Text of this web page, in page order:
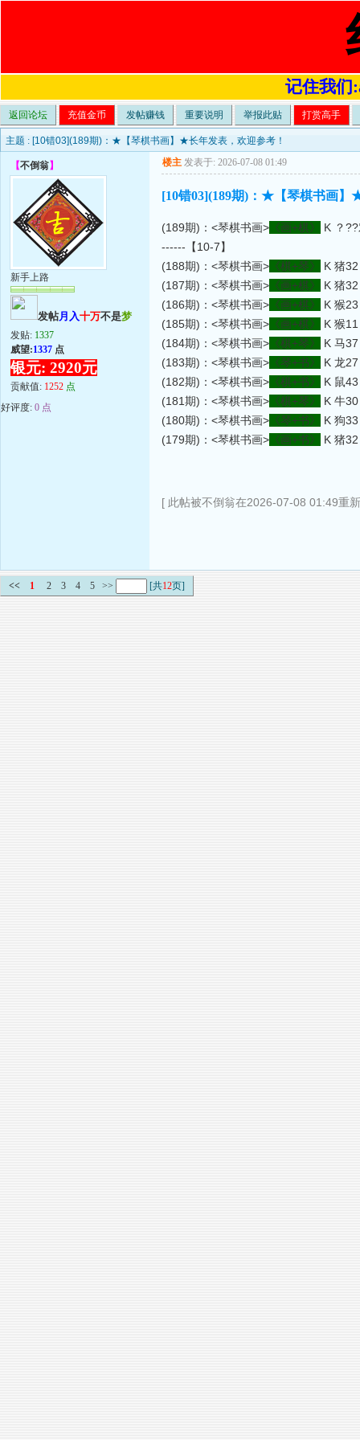
记住我们
返回论坛 充值金币 发帖赚钱 重要说明 举报此贴 打赏高手
主题 : [10错03](189期)：★【琴棋书画】★长年发表，欢迎参考！
【不倒翁】
新手上路
发帖月入十万不是梦
发贴: 1337
威望:1337 点
银元: 2920元
贡献值: 1252 点
好评度: 0 点
楼主 发表于: 2026-07-08 01:49
[10错03](189期)：★【琴棋书画】
(189期)：<琴棋书画> 《画+棋》
K ？
------【10-7】
(188期)：<琴棋书画> 《棋+琴》
K 猪
(187期)：<琴棋书画> 《画+棋》
K 猪
(186期)：<琴棋书画> 《画+棋》
K 猴
(185期)：<琴棋书画> 《画+棋》
K 猴
(184期)：<琴棋书画> 《棋+琴》
K 马
(183期)：<琴棋书画> 《琴+书》
K 龙
(182期)：<琴棋书画> 《棋+书》
K 鼠
(181期)：<琴棋书画> 《棋+琴》
K 牛
(180期)：<琴棋书画> 《琴+书》
K 狗
(179期)：<琴棋书画> 《画+书》 K 猪
[ 此帖被不倒翁在2026-07-08 01:49重
<< 1 2 3 4 5 >> [共12页]